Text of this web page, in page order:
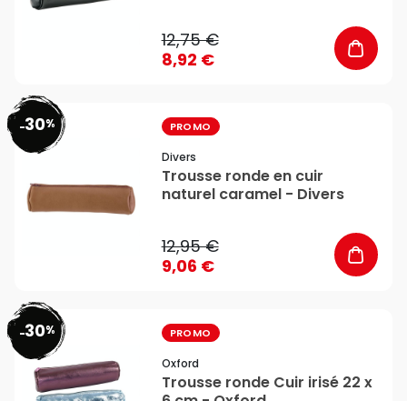
12,75 €
8,92 €
-30% PROMO
Divers
Trousse ronde en cuir
naturel caramel - Divers
12,95 €
9,06 €
-30% PROMO
Oxford
Trousse ronde Cuir irisé 22 x